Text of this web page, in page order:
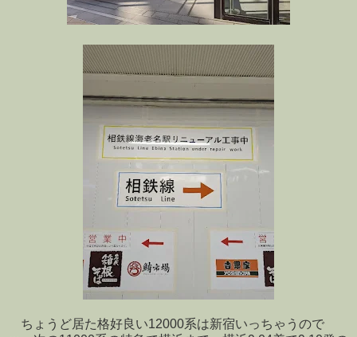
ちょうど居た格好良い12000系は新宿いっちゃうので